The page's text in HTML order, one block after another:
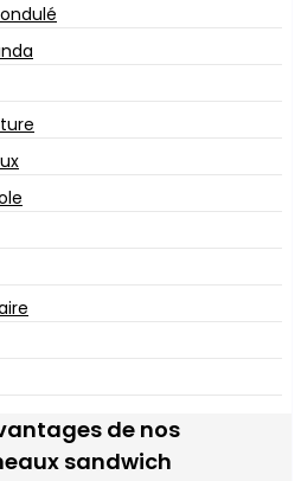
de nos
sandwich